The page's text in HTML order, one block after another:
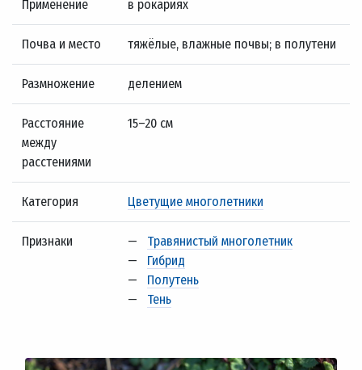
Применение в рокариях
Почва и место тяжёлые, влажные почвы; в полутени
Размножение делением
Расстояние
между
расстениями
15–20 см
Категория Цветущие многолетники
Признаки — Травянистый многолетник
— Гибрид
— Полутень
— Тень